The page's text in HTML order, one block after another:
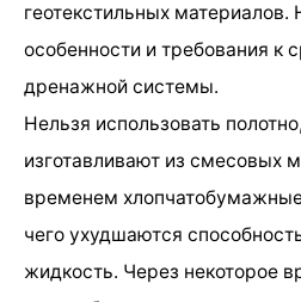
геотекстильных материалов.
особенности и требования к
дренажной системы.
Нельзя использовать
изготавливают из смесовых
временем
чего ухудшаются
жидкость. Через некоторое